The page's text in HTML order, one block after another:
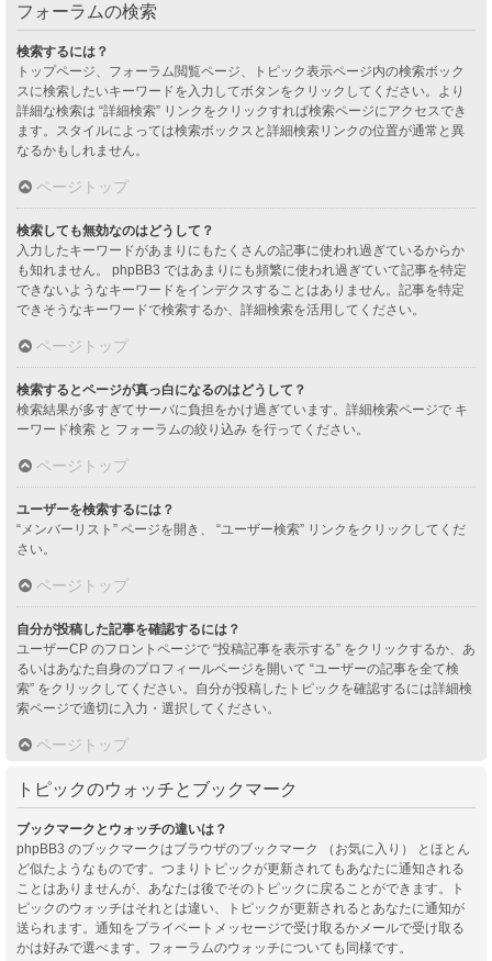
フォーラムの検索
検索するには？
トップページ、フォーラム閲覧ページ、トピック表示ページ内の検索ボック
スに検索したいキーワードを入力してボタンをクリックしてください。より
詳細な検索は “詳細検索” リンクをクリックすれば検索ページにアクセスでき
ます。スタイルによっては検索ボックスと詳細検索リンクの位置が通常と異
なるかもしれません。
ページトップ
検索しても無効なのはどうして？
入力したキーワードがあまりにもたくさんの記事に使われ過ぎているからか
も知れません。 phpBB3 ではあまりにも頻繁に使われ過ぎていて記事を特定
できないようなキーワードをインデクスすることはありません。記事を特定
できそうなキーワードで検索するか、詳細検索を活用してください。
ページトップ
検索するとページが真っ白になるのはどうして？
検索結果が多すぎてサーバに負担をかけ過ぎています。詳細検索ページで キ
ーワード検索 と フォーラムの絞り込み を行ってください。
ページトップ
ユーザーを検索するには？
“メンバーリスト” ページを開き、 “ユーザー検索” リンクをクリックしてくだ
さい。
ページトップ
自分が投稿した記事を確認するには？
ユーザーCP のフロントページで “投稿記事を表示する” をクリックするか、あ
るいはあなた自身のプロフィールページを開いて “ユーザーの記事を全て検
索” をクリックしてください。自分が投稿したトピックを確認するには詳細検
索ページで適切に入力・選択してください。
ページトップ
トピックのウォッチとブックマーク
ブックマークとウォッチの違いは？
phpBB3 のブックマークはブラウザのブックマーク （お気に入り） とほとん
ど似たようなものです。つまりトピックが更新されてもあなたに通知される
ことはありませんが、あなたは後でそのトピックに戻ることができます。ト
ピックのウォッチはそれとは違い、トピックが更新されるとあなたに通知が
送られます。通知をプライベートメッセージで受け取るかメールで受け取る
かは好みで選べます。フォーラムのウォッチについても同様です。